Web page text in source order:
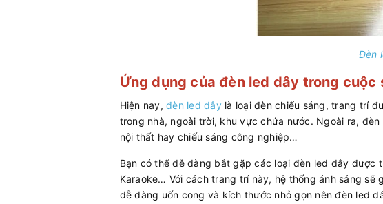
Đèn
Ứng dụng của đèn led dây trong cuộc
Hiện nay, đèn led dây là loại đèn chiếu sáng, trang trí
trong nhà, ngoài trời, khu vực chứa nước. Ngoài ra,
nội thất hay chiếu sáng công nghiệp…
Bạn có thể dễ dàng bắt gặp các loại đèn led dây
Karaoke… Với cách trang trí này, hệ thống ánh sáng
dễ dàng uốn cong và kích thước nhỏ gọn nên đèn led